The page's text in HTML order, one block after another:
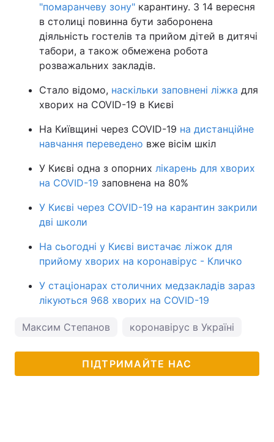
"помаранчеву зону" карантину. З 14 вересня
в столиці повинна бути заборонена
діяльність гостелів та прийом дітей в дитячі
табори, а також обмежена робота
розважальних закладів.
Стало відомо, наскільки заповнені ліжка для
хворих на COVID-19 в Києві
На Київщині через COVID-19 на дистанційне
навчання переведено вже вісім шкіл
У Києві одна з опорних лікарень для хворих
на COVID-19 заповнена на 80%
У Києві через COVID-19 на карантин закрили
дві школи
На сьогодні у Києві вистачає ліжок для
прийому хворих на коронавірус - Кличко
У стаціонарах столичних медзакладів зараз
лікуються 968 хворих на COVID-19
Максим Степанов коронавірус в Україні
ПІДТРИМАЙТЕ НАС